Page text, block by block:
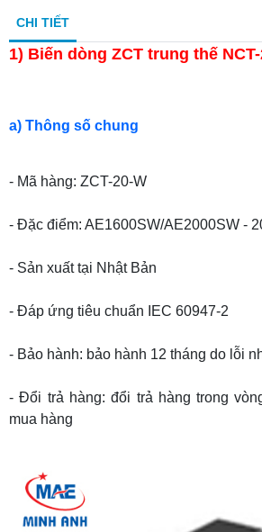
CHI TIẾT
1) Biến dòng ZCT trung thế
a) Thông số chung
- Mã hàng: ZCT-20-W
- Đặc điểm: AE1600SW/AE2000SW -
- Sản xuất tại Nhật Bản
- Đáp ứng tiêu chuẩn IEC 60947-2
- Bảo hành: bảo hành 12 tháng do lỗi
- Đổi trả hàng: đổi trả hàng trong
mua hàng